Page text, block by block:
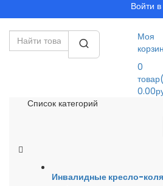
Войти в
Моя
0
Список категорий
Инвалидные кресло-